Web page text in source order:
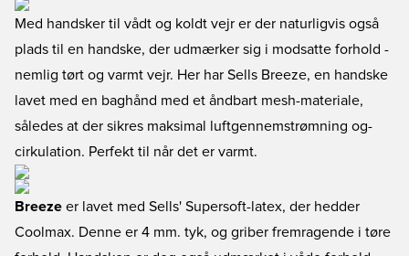
Med handsker til vådt og koldt vejr er der naturligvis også
plads til en handske, der udmærker sig i modsatte forhold -
nemlig tørt og varmt vejr. Her har Sells Breeze, en handske
lavet med en baghånd med et åndbart mesh-materiale,
således at der sikres maksimal luftgennemstrømning og-
cirkulation. Perfekt til når det er varmt.
Breeze er lavet med Sells' Supersoft-latex, der hedder
Coolmax. Denne er 4 mm. tyk, og griber fremragende i tøre